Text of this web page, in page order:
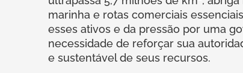
marinha e rotas comerciais
esses ativos e da pressão por uma
necessidade de reforçar sua
e sustentável de seus recursos.